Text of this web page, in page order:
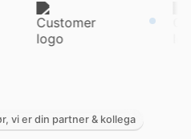
vi er din partner & kollega